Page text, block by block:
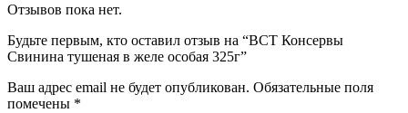
Отзывов пока нет.
Будьте первым, кто оставил отзыв на “ВСТ Консервы
Свинина тушеная в желе особая 325г”
Ваш адрес email не будет опубликован. Обязательные поля
помечены *